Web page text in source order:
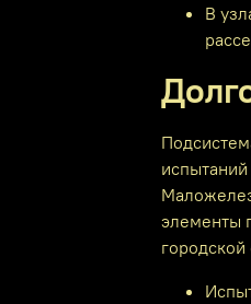
В
элементы